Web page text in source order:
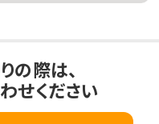
の際は、
せください